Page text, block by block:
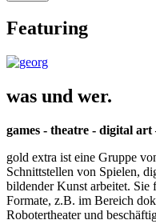
Featuring
was und wer.
games - theatre - digital art
gold extra ist eine Gruppe
Schnittstellen von Spielen,
bildender Kunst arbeitet. Sie
Formate, z.B. im Bereich
Robotertheater und